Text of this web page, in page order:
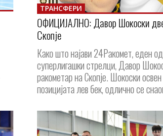
ТРАНСФЕРИ
OФИЦИЈАЛНО: Давор Шокоски
Скопје
Како што најави 24Ракомет, еден
суперлигашки стрелци, Давор
ракометар на Скопје. Шокоски
позицијата лев бек, одлично се